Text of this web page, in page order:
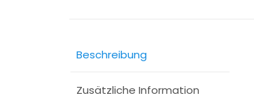
Beschreibung
Zusätzliche Information